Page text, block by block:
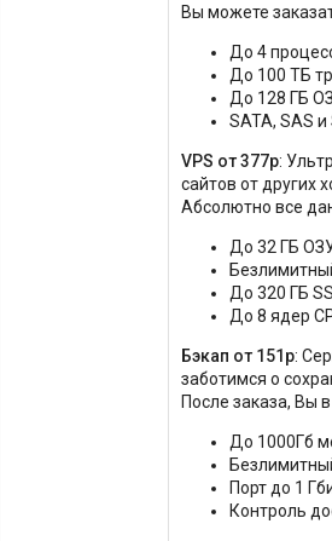
Вы можете
До 4
До 100 ТБ
До 128 ГБ
SATA, SAS и
VPS от 377р:
сайтов от других
Абсолютно все
До 32 ГБ
До 320 ГБ
До 8 ядер
Бэкап от 151р:
заботимся о
После заказа, Вы
До 1000Гб
Порт до 1
Контроль